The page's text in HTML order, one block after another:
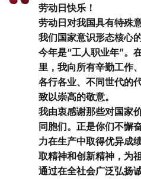
劳动日快乐！
劳动日对我国具有特殊
我们国家意识形态核心
今年是“工人职业年”。
里，我向所有辛勤工作
各行各业、不同世代的
致以崇高的敬意。
我由衷感谢那些对国家
同胞们。正是你们不懈
力在生产中取得优异成
取精神和创新精神，为
通过在全社会广泛弘扬